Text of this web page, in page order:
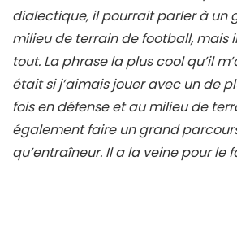
dialectique, il pourrait parler à un
milieu de terrain de football, mais
tout. La phrase la plus cool qu’il
était si j’aimais jouer avec un de
fois en défense et au milieu de
également faire un grand
qu’entraîneur. Il a la veine pour le